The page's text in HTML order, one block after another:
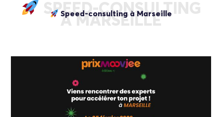
SPEED-CONSULTING
À MARSEILLE
Speed-consulting à Marseille